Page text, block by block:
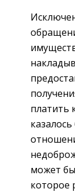
платить
может
которое